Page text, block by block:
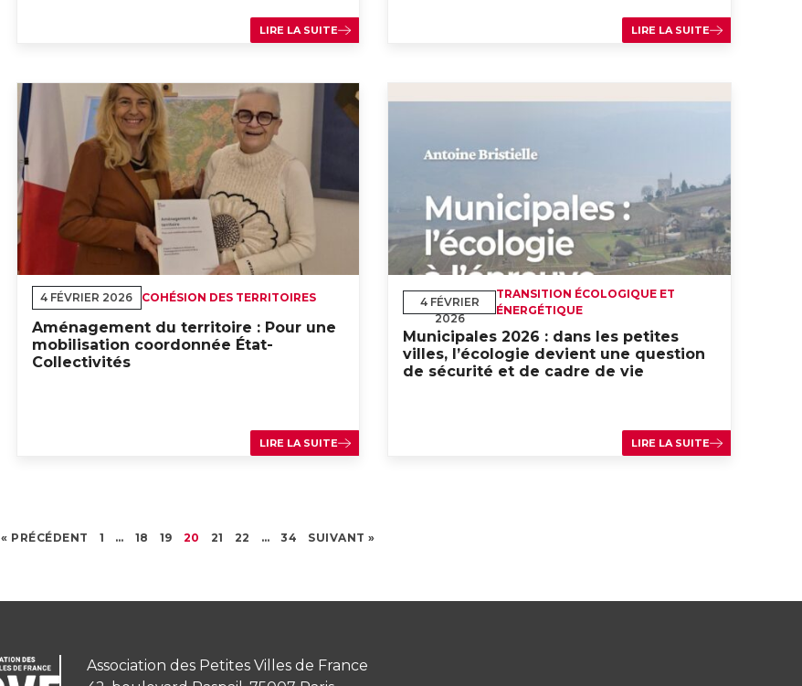
LIRE LA SUITE LIRE LA SUITE
4 FÉVRIER 2026 COHÉSION DES TERRITOIRES
Aménagement du territoire : Pour une
mobilisation coordonnée État-
Collectivités
LIRE LA SUITE
4 FÉVRIER
2026
TRANSITION ÉCOLOGIQUE ET
ÉNERGÉTIQUE
Municipales 2026 : dans les petites
villes, l’écologie devient une question
de sécurité et de cadre de vie
LIRE LA SUITE
« PRÉCÉDENT 1 … 18 19 20 21 22 … 34 SUIVANT »
Association des Petites Villes de France